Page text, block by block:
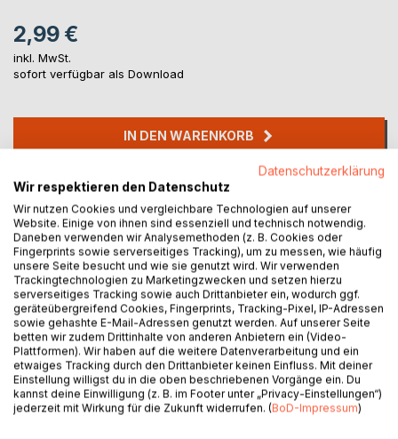
2,99 €
inkl. MwSt.
sofort verfügbar als Download
IN DEN WARENKORB
Auf die Merkliste
Titel bewerten
BESCHREIBUNG
Wie überlebt man, wenn man zum Opfer eines
Banküberfalls wird? Wie wächst man auf in einer Familie, in
Datenschutzerklärung
Wir respektieren den Datenschutz
Wir nutzen Cookies und vergleichbare Technologien auf unserer
Website. Einige von ihnen sind essenziell und technisch notwendig.
Daneben verwenden wir Analysemethoden (z. B. Cookies oder
Fingerprints sowie serverseitiges Tracking), um zu messen, wie häufig
unsere Seite besucht und wie sie genutzt wird. Wir verwenden
Trackingtechnologien zu Marketingzwecken und setzen hierzu
serverseitiges Tracking sowie auch Drittanbieter ein, wodurch ggf.
geräteübergreifend Cookies, Fingerprints, Tracking-Pixel, IP-Adressen
sowie gehashte E-Mail-Adressen genutzt werden. Auf unserer Seite
betten wir zudem Drittinhalte von anderen Anbietern ein (Video-
Plattformen). Wir haben auf die weitere Datenverarbeitung und ein
etwaiges Tracking durch den Drittanbieter keinen Einfluss. Mit deiner
Einstellung willigst du in die oben beschriebenen Vorgänge ein. Du
kannst deine Einwilligung (z. B. im Footer unter „Privacy-Einstellungen“)
jederzeit mit Wirkung für die Zukunft widerrufen. (BoD-Impressum)